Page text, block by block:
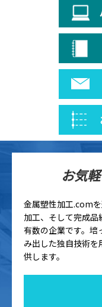
お気
金属塑性加工.com
加工、そして完成
有数の企業です。培
み出した独自技術
供します。